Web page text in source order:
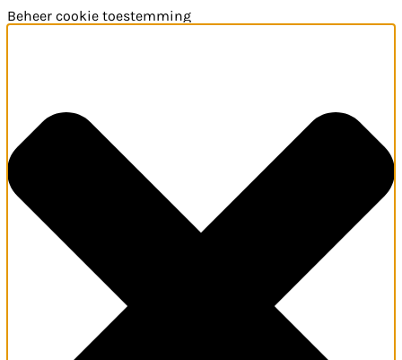
Beheer cookie toestemming